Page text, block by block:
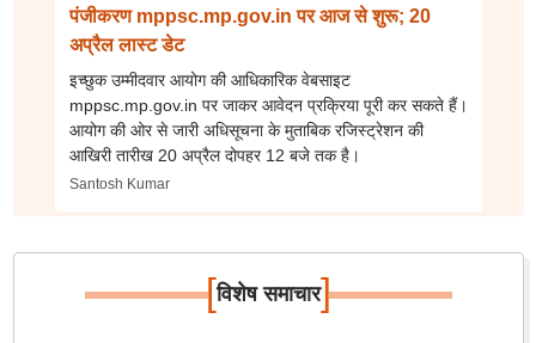
पंजीकरण mppsc.mp.gov.in पर आज से शुरू; 20
अप्रैल लास्ट डेट
इच्छुक उम्मीदवार आयोग की आधिकारिक वेबसाइट
mppsc.mp.gov.in पर जाकर आवेदन प्रक्रिया पूरी कर सकते हैं।
आयोग की ओर से जारी अधिसूचना के मुताबिक रजिस्ट्रेशन की
आखिरी तारीख 20 अप्रैल दोपहर 12 बजे तक है।
Santosh Kumar
[विशेष समाचार]